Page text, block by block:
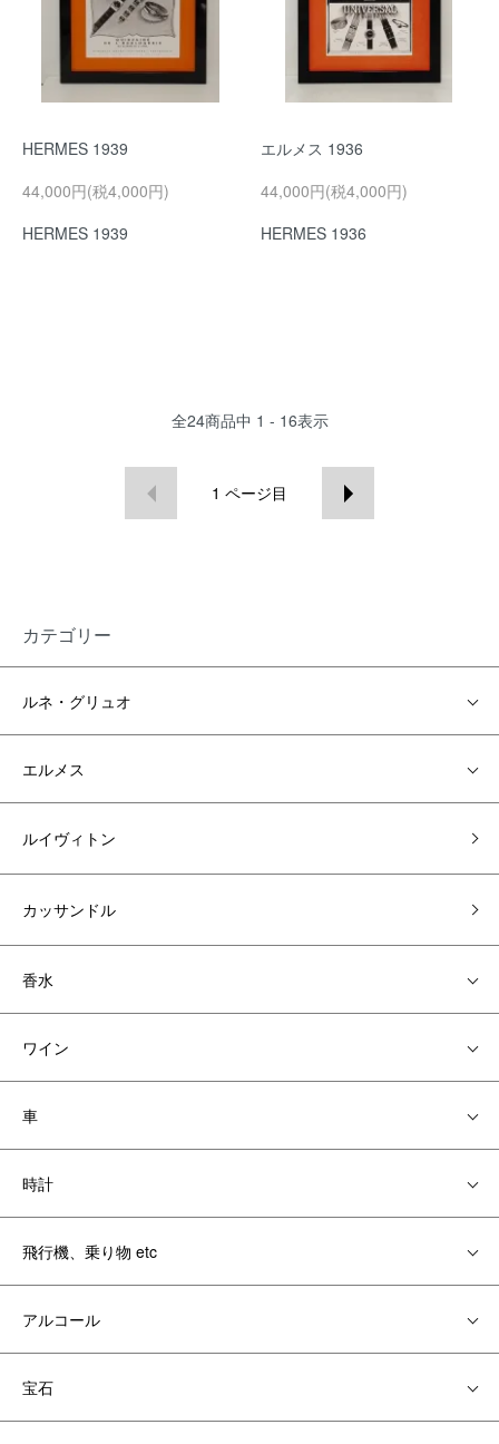
HERMES 1939
44,000円(税4,000円)
HERMES 1939
エルメス 1936
44,000円(税4,000円)
HERMES 1936
全24商品中 1 - 16表示
1 ページ目
カテゴリー
ルネ・グリュオ
エルメス
ルイヴィトン
カッサンドル
香水
ワイン
車
時計
飛行機、乗り物 etc
アルコール
宝石